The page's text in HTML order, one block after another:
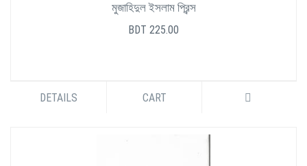
মুজাহিদুল ইসলাম প্রিন্স
BDT 225.00
DETAILS CART